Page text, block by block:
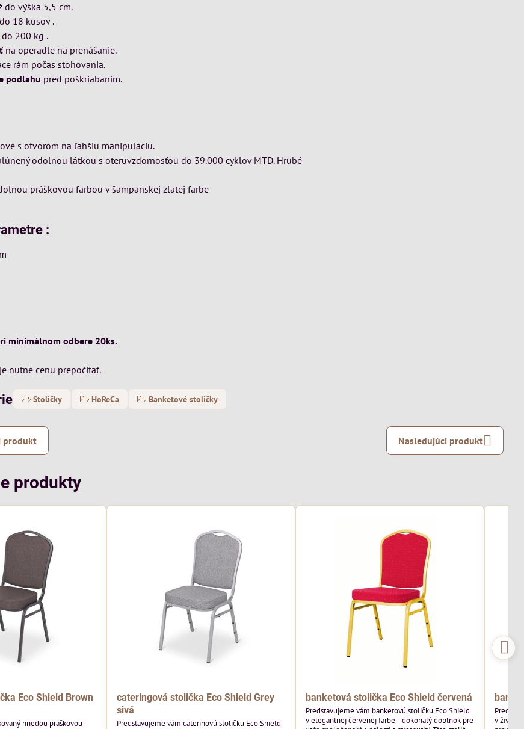
do výška 5,5 cm.
18 kusov .
do 200 kg .
na operadle na prenášanie.
rám počas stohovania.
podlahu pred poškriabaním.
s otvorom na ľahšiu manipuláciu.
odolnou látkou s oteruvzdornosťou do 39.000 cyklov MTD. Hrubé
práškovou farbou v šampanskej zlatej farbe
:
minimálnom odbere 20ks.
nutné cenu prepočítať.
Stoličky HoReCa Banketové stoličky
produkt Nasledujúci produkt
produkty
Eco Shield Brown
hnedou práškovou
cateringová stolička Eco Shield Grey
sivá
Predstavujeme vám caterinovú stoličku Eco Shield
banketová stolička Eco Shield červená
Predstavujeme vám banketovú stoličku Eco Shield
v elegantnej červenej farbe - dokonalý doplnok pre
v živej